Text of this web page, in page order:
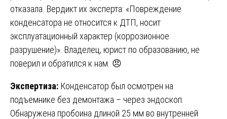
отказала. Вердикт их эксперта: «Повреждение
конденсатора не относится к ДТП, носит
эксплуатационный характер (коррозионное
разрушение)». Владелец, юрист по образованию, не
поверил и обратился к нам. 😠
Экспертиза: Конденсатор был осмотрен на
подъемнике без демонтажа – через эндоскоп.
Обнаружена пробоина длиной 25 мм во внутренней